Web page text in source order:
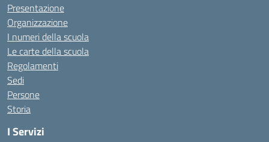
Presentazione
Organizzazione
I numeri della scuola
Le carte della scuola
Regolamenti
Sedi
Persone
Storia
I Servizi